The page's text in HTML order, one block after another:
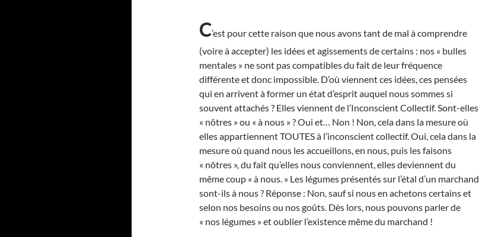
C’est pour cette raison que nous avons tant de mal à comprendre
(voire à accepter) les idées et agissements de certains : nos « bulles
mentales » ne sont pas compatibles du fait de leur fréquence
différente et donc impossible. D’où viennent ces idées, ces pensées
qui en arrivent à former un état d’esprit auquel nous sommes si
souvent attachés ? Elles viennent de l’Inconscient Collectif. Sont-elles
« nôtres » ou « à nous » ? Oui et… Non ! Non, cela dans la mesure où
elles appartiennent TOUTES à l’inconscient collectif. Oui, cela dans la
mesure où quand nous les accueillons, en nous, puis les faisons
« nôtres », du fait qu’elles nous conviennent, elles deviennent du
même coup « à nous. » Les légumes présentés sur l’étal d’un marchand
sont-ils à nous ? Réponse : Non, sauf si nous en achetons certains et
selon nos besoins ou nos goûts. Dès lors, nous pouvons parler de
« nos légumes » et oublier l’existence même du marchand !